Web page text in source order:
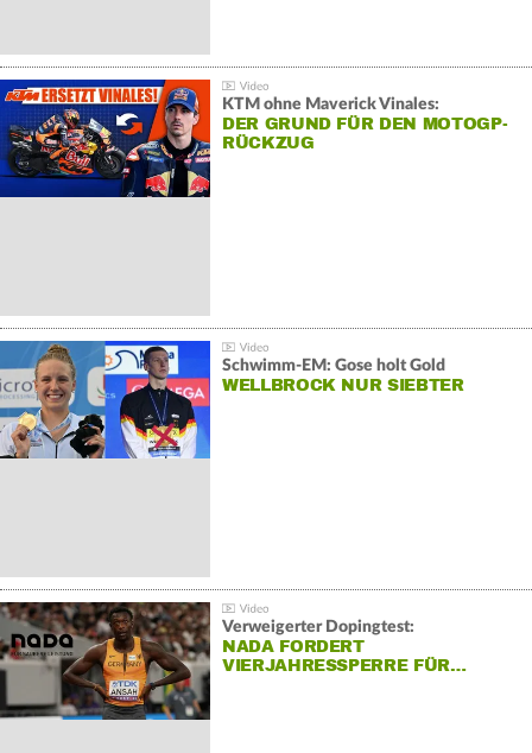
KTM ohne Maverick Vinales:
DER GRUND FÜR DEN MOTOGP-
RÜCKZUG
Schwimm-EM: Gose holt Gold
WELLBROCK NUR SIEBTER
Verweigerter Dopingtest:
NADA FORDERT
VIERJAHRESSPERRE FÜR…